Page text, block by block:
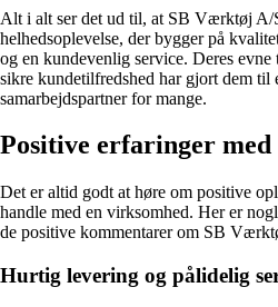
Alt i alt ser det ud til, at SB Værktøj A/
helhedsoplevelse, der bygger på
og en kundevenlig service. Deres
sikre kundetilfredshed har gjort dem til
samarbejdspartner for mange.
Positive erfaringer
Det er altid godt at høre om positive
handle med en virksomhed. Her er
de positive kommentarer om SB
Hurtig levering og pålidelig